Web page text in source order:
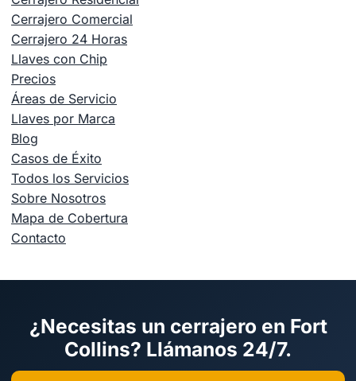
Cerrajero Comercial
Cerrajero 24 Horas
Llaves con Chip
Precios
Áreas de Servicio
Llaves por Marca
Blog
Casos de Éxito
Todos los Servicios
Sobre Nosotros
Mapa de Cobertura
Contacto
¿Necesitas un cerrajero en Fort
Collins? Llámanos 24/7.